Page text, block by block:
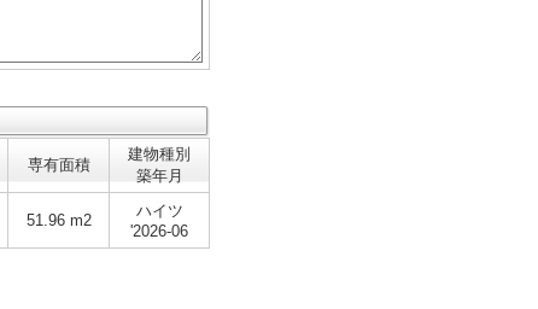
専有面積
建物種別
築年月
51.96 m2
ハイツ
'2026-06